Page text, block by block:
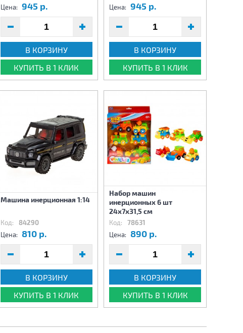
Цена: 945 р.
В КОРЗИНУ
КУПИТЬ В 1 КЛИК
Цена: 945 р.
В КОРЗИНУ
КУПИТЬ В 1 КЛИК
Машина инерционная 1:14
Код: 84290
Цена: 810 р.
В КОРЗИНУ
КУПИТЬ В 1 КЛИК
Набор машин
инерционных 6 шт
24х7х31,5 см
Код: 78631
Цена: 890 р.
В КОРЗИНУ
КУПИТЬ В 1 КЛИК